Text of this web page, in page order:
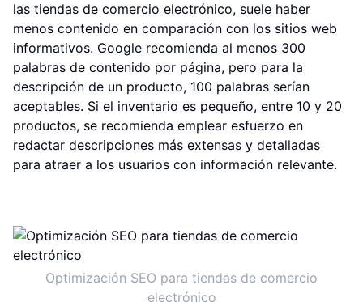
las tiendas de comercio electrónico, suele haber
menos contenido en comparación con los sitios web
informativos. Google recomienda al menos 300
palabras de contenido por página, pero para la
descripción de un producto, 100 palabras serían
aceptables. Si el inventario es pequeño, entre 10 y 20
productos, se recomienda emplear esfuerzo en
redactar descripciones más extensas y detalladas
para atraer a los usuarios con información relevante.
Optimización SEO para tiendas de comercio
electrónico